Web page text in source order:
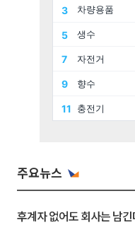
주요뉴스
후계자 없어도 회사는 남